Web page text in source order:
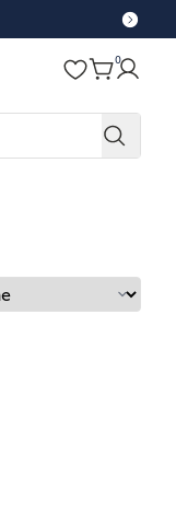
0